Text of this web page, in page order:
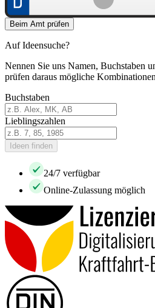
Beim Amt prüfen
Auf Ideensuche?
Nennen Sie uns Namen, Buchstaben
prüfen daraus mögliche
Buchstaben
Lieblingszahlen
Ideen finden
24/7 verfügbar
Online-Zulassung möglich